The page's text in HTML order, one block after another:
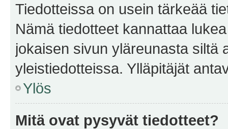
Tiedotteissa on usein tärkeää
Nämä tiedotteet kannattaa
jokaisen sivun yläreunasta siltä
yleistiedotteissa. Ylläpitäjät
Ylös
Mitä ovat pysyvät tiedotteet?